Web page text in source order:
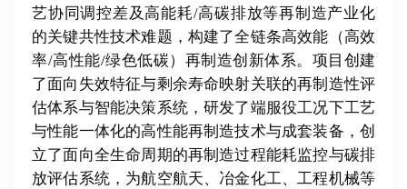
艺协同调控差及高能耗/高碳排放等再制造产业化
的关键共性技术难题，构建了全链条高效能（高效
率/高性能/绿色低碳）再制造创新体系。项目创建
了面向失效特征与剩余寿命映射关联的再制造性评
估体系与智能决策系统，研发了端服役工况下工艺
与性能一体化的高性能再制造技术与成套装备，创
立了面向全生命周期的再制造过程能耗监控与碳排
放评估系统，为航空航天、冶金化工、工程机械等